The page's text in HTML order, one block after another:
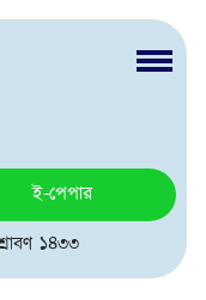
ই-পেপার
১৪৩৩